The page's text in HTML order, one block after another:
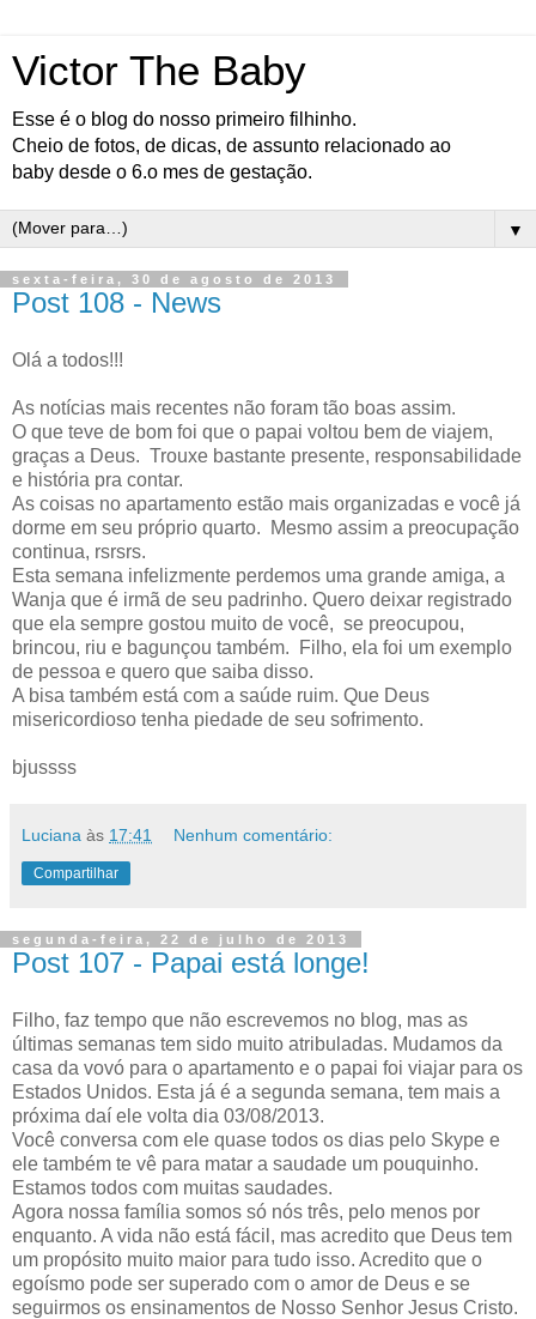
Victor The Baby
Esse é o blog do nosso primeiro filhinho.
Cheio de fotos, de dicas, de assunto relacionado ao
baby desde o 6.o mes de gestação.
▼
sexta-feira, 30 de agosto de 2013
Post 108 - News
Olá a todos!!!
As notícias mais recentes não foram tão boas assim.
O que teve de bom foi que o papai voltou bem de viajem,
graças a Deus. Trouxe bastante presente, responsabilidade
e história pra contar.
As coisas no apartamento estão mais organizadas e você já
dorme em seu próprio quarto. Mesmo assim a preocupação
continua, rsrsrs.
Esta semana infelizmente perdemos uma grande amiga, a
Wanja que é irmã de seu padrinho. Quero deixar registrado
que ela sempre gostou muito de você, se preocupou,
brincou, riu e bagunçou também. Filho, ela foi um exemplo
de pessoa e quero que saiba disso.
A bisa também está com a saúde ruim. Que Deus
misericordioso tenha piedade de seu sofrimento.
bjussss
Luciana às 17:41 Nenhum comentário:
Compartilhar
segunda-feira, 22 de julho de 2013
Post 107 - Papai está longe!
Filho, faz tempo que não escrevemos no blog, mas as
últimas semanas tem sido muito atribuladas. Mudamos da
casa da vovó para o apartamento e o papai foi viajar para os
Estados Unidos. Esta já é a segunda semana, tem mais a
próxima daí ele volta dia 03/08/2013.
Você conversa com ele quase todos os dias pelo Skype e
ele também te vê para matar a saudade um pouquinho.
Estamos todos com muitas saudades.
Agora nossa família somos só nós três, pelo menos por
enquanto. A vida não está fácil, mas acredito que Deus tem
um propósito muito maior para tudo isso. Acredito que o
egoísmo pode ser superado com o amor de Deus e se
seguirmos os ensinamentos de Nosso Senhor Jesus Cristo.